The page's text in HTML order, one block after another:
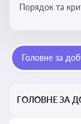
Порядок та
Головне за
ГОЛОВНЕ ЗА